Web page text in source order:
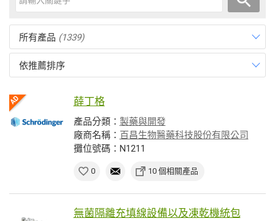
所有產品 (1339)
依推薦排序
薛丁格
產品分類： 製藥與開發
廠商名稱： 百昌生物醫藥科技股份有限公司
攤位號碼：N1211
0 10 個相關產品
無菌隔離充填線設備以及凍乾機統包